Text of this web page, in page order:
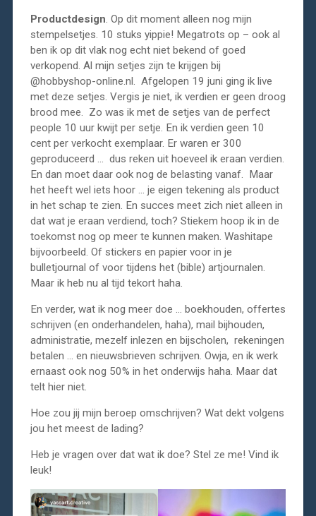
Productdesign. Op dit moment alleen nog mijn
stempelsetjes. 10 stuks yippie! Megatrots op – ook al
ben ik op dit vlak nog echt niet bekend of goed
verkopend. Al mijn setjes zijn te krijgen bij
@hobbyshop-online.nl. Afgelopen 19 juni ging ik live
met deze setjes. Vergis je niet, ik verdien er geen droog
brood mee. Zo was ik met de setjes van de perfect
people 10 uur kwijt per setje. En ik verdien geen 10
cent per verkocht exemplaar. Er waren er 300
geproduceerd … dus reken uit hoeveel ik eraan verdien.
En dan moet daar ook nog de belasting vanaf. Maar
het heeft wel iets hoor … je eigen tekening als product
in het schap te zien. En succes meet zich niet alleen in
dat wat je eraan verdiend, toch? Stiekem hoop ik in de
toekomst nog op meer te kunnen maken. Washitape
bijvoorbeeld. Of stickers en papier voor in je
bulletjournal of voor tijdens het (bible) artjournalen.
Maar ik heb nu al tijd tekort haha.
En verder, wat ik nog meer doe … boekhouden, offertes
schrijven (en onderhandelen, haha), mail bijhouden,
administratie, mezelf inlezen en bijscholen, rekeningen
betalen … en nieuwsbrieven schrijven. Owja, en ik werk
ernaast ook nog 50% in het onderwijs haha. Maar dat
telt hier niet.
Hoe zou jij mijn beroep omschrijven? Wat dekt volgens
jou het meest de lading?
Heb je vragen over dat wat ik doe? Stel ze me! Vind ik
leuk!